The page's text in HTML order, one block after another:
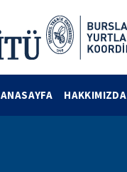
ANASAYFA HAKKIMIZDA